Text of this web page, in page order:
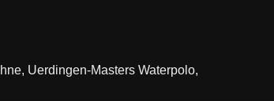
Uerdingen-Masters Waterpolo,